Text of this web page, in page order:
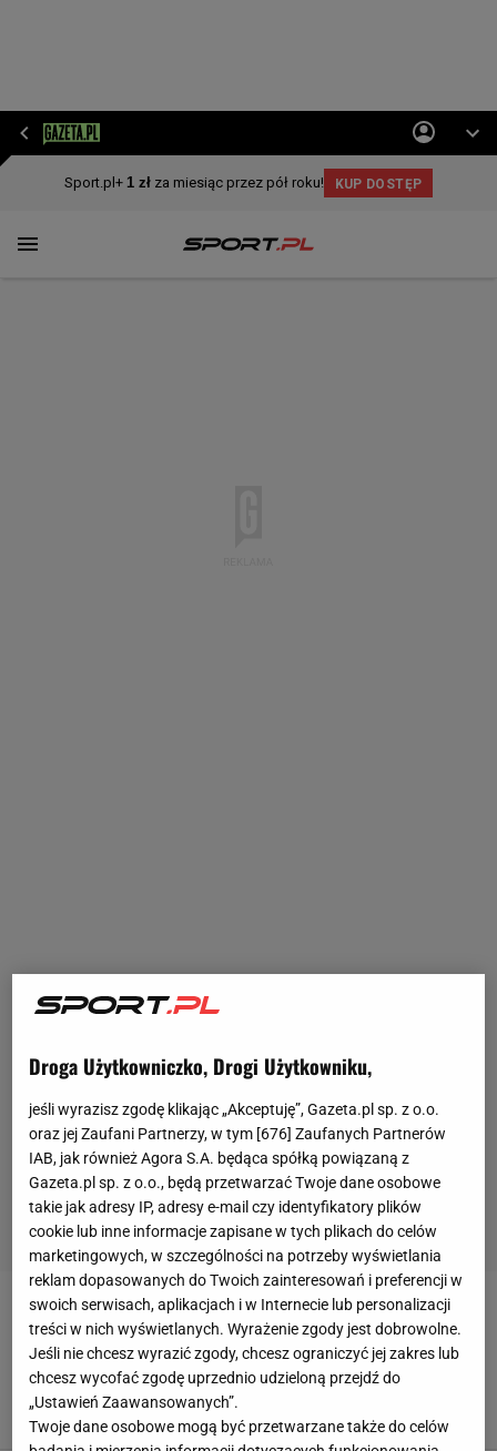
SZCZYPIORNIAK NA ORLIKACH
Szczypiorniak na Orlikach. Wielki finał akcji w
katowickim Spodku
Informacja prasowa\,18 CZERWCA 2012, 16:27
Droga Użytkowniczko, Drogi Użytkowniku,
jeśli wyrazisz zgodę klikając „Akceptuję”, Gazeta.pl sp. z o.o.
oraz jej Zaufani Partnerzy, w tym [676] Zaufanych Partnerów
IAB, jak również Agora S.A. będąca spółką powiązaną z
Gazeta.pl sp. z o.o., będą przetwarzać Twoje dane osobowe
takie jak adresy IP, adresy e-mail czy identyfikatory plików
cookie lub inne informacje zapisane w tych plikach do celów
marketingowych, w szczególności na potrzeby wyświetlania
reklam dopasowanych do Twoich zainteresowań i preferencji w
swoich serwisach, aplikacjach i w Internecie lub personalizacji
treści w nich wyświetlanych. Wyrażenie zgody jest dobrowolne.
Jeśli nie chcesz wyrazić zgody, chcesz ograniczyć jej zakres lub
chcesz wycofać zgodę uprzednio udzieloną przejdź do
„Ustawień Zaawansowanych”.
Twoje dane osobowe mogą być przetwarzane także do celów